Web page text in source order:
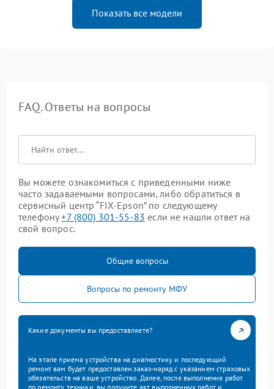
Показать все модели
FAQ. Ответы на вопросы
Вы можете ознакомиться с приведенными ниже
часто задаваемыми вопросами, либо обратиться в
сервисный центр “FIX-Epson” по следующему
телефону+7 (800) 301-55-83 если не нашли ответ на
свой вопрос.
Общие вопросы
Вопросы по ремонту МФУ
Какие документы вы предоставляете?
На этапе приема устройства на диагностику и последующий
ремонт вам будет предоставлен заказ-наряд с указанием страховых
обязательств на ваше устройство. Далее, после выполнения работ
по ремонту техники, вы получите акт выполненных работ и